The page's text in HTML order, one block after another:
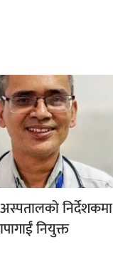
अस्पतालको निर्देशकमा
नियुक्त